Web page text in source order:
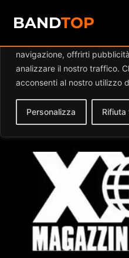
Diamo valore alla tua
navigazione, offrirti
analizzare il nostro traffico.
acconsenti al nostro utilizzo
Personalizza
BANDTOP
Events at